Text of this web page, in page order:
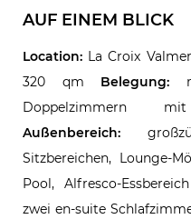
AUF EINEM BLICK
Location: La Croix
320 qm Belegung:
Doppelzimmern
Außenbereich:
Sitzbereichen, Lounge-
Pool, Alfresco-Essbereich
zwei en-suite